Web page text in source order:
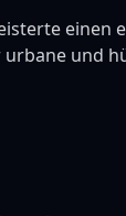
einen
und